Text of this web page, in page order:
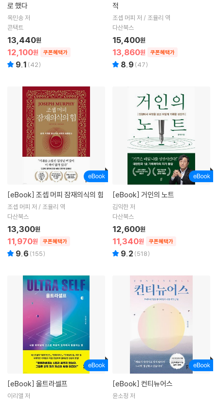
로 했다
옥민송 저
콘택트
12,100원 쿠폰혜택가
13,440원
9.1 (42)
적
조셉 머피 저 / 조율리 역
다산북스
13,860원 쿠폰혜택가
15,400원
8.9 (47)
[eBook] 조셉 머피 잠재의식의 힘
조셉 머피 저 / 조율리 역
다산북스
11,970원 쿠폰혜택가
13,300원
9.6 (155)
[eBook] 거인의 노트
김익한 저
다산북스
11,340원 쿠폰혜택가
12,600원
9.2 (518)
[eBook] 울트라셀프
이리앨 저
[eBook] 컨티뉴어스
윤소정 저